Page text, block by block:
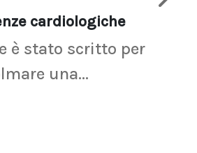
cardiologiche
è stato scritto per
una...